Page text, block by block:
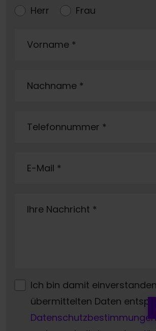
Herr Frau
Vorname *
Nachname *
Telefonnummer *
E-Mail *
Ihre Nachricht *
Ich bin damit
übermittelten Daten
Datenschutzbestimmungen